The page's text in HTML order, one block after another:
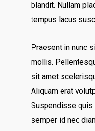
blandit. Nullam
tempus lacus
Praesent in nunc
mollis.
sit amet
Aliquam erat
Suspendisse
semper id nec